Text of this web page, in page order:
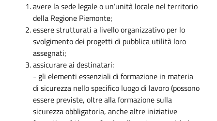
avere la sede legale o un’unità locale nel territorio
della Regione Piemonte;
essere strutturati a livello organizzativo per lo
svolgimento dei progetti di pubblica utilità loro
assegnati;
assicurare ai destinatari:
- gli elementi essenziali di formazione in materia
di sicurezza nello specifico luogo di lavoro (possono
essere previste, oltre alla formazione sulla
sicurezza obbligatoria, anche altre iniziative